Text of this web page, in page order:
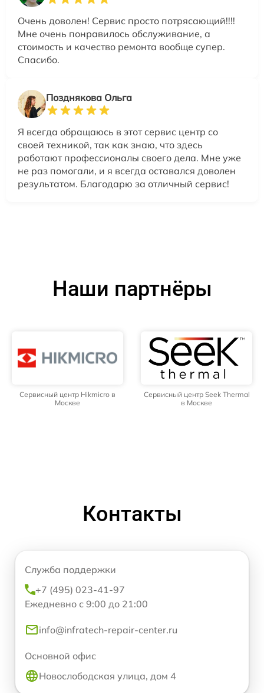
Очень доволен! Сервис просто потрясающий!!!!
Мне очень понравилось обслуживание, а
стоимость и качество ремонта вообще супер.
Спасибо.
Позднякова Ольга
Я всегда обращаюсь в этот сервис центр со
своей техникой, так как знаю, что здесь
работают профессионалы своего дела. Мне уже
не раз помогали, и я всегда оставался доволен
результатом. Благодарю за отличный сервис!
Наши партнёры
Сервисный центр Hikmicro в
Москве
Сервисный центр Seek Thermal
в Москве
Контакты
Служба поддержки
+7 (495) 023-41-97
Ежедневно с 9:00 до 21:00
info@infratech-repair-center.ru
Основной офис
Новослободская улица, дом 4